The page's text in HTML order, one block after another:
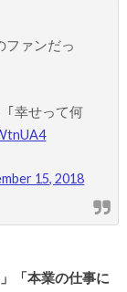
ファンだっ
｢幸せって何
15, 2018
「本業の仕事に